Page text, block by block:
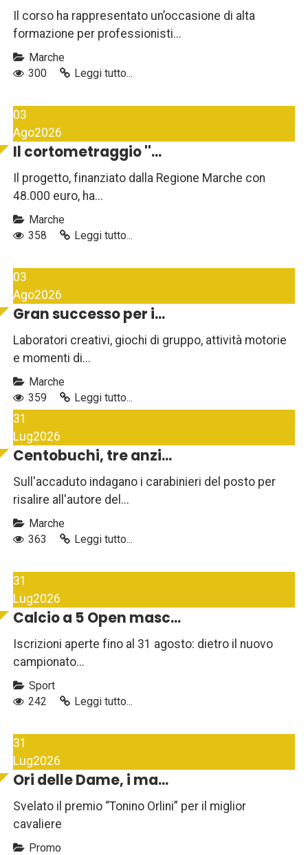
Il corso ha rappresentato un’occasione di alta
formazione per professionisti...
Marche
300
Leggi tutto...
03
Ago2026
Il cortometraggio ''...
Il progetto, finanziato dalla Regione Marche con
48.000 euro, ha...
Marche
358
Leggi tutto...
03
Ago2026
Gran successo per i...
Laboratori creativi, giochi di gruppo, attività motorie
e momenti di...
Marche
359
Leggi tutto...
31
Lug2026
Centobuchi, tre anzi...
Sull'accaduto indagano i carabinieri del posto per
risalire all'autore del...
Marche
363
Leggi tutto...
31
Lug2026
Calcio a 5 Open masc...
Iscrizioni aperte fino al 31 agosto: dietro il nuovo
campionato...
Sport
242
Leggi tutto...
31
Lug2026
Ori delle Dame, i ma...
Svelato il premio “Tonino Orlini” per il miglior
cavaliere
Promo